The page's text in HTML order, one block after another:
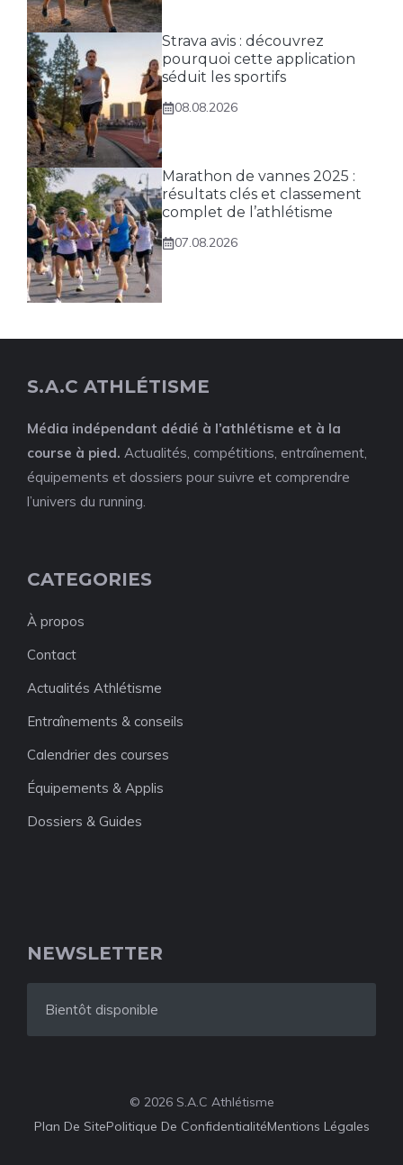
Strava avis : découvrez
pourquoi cette application
séduit les sportifs
08.08.2026
Marathon de vannes 2025 :
résultats clés et classement
complet de l’athlétisme
07.08.2026
S.A.C ATHLÉTISME
Média indépendant dédié à l’athlétisme et à la
course à pied. Actualités, compétitions, entraînement,
équipements et dossiers pour suivre et comprendre
l’univers du running.
CATEGORIES
À propos
Contact
Actualités Athlétisme
Entraînements & conseils
Calendrier des courses
Équipements & Applis
Dossiers & Guides
NEWSLETTER
Bientôt disponible
© 2026 S.A.C Athlétisme
Plan De SitePolitique De ConfidentialitéMentions Légales